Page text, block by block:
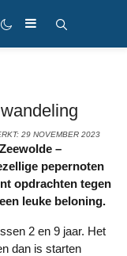
29 NOVEMBER 2023
pepernoten
opdrachten tegen
leuke beloning.
dan is starten